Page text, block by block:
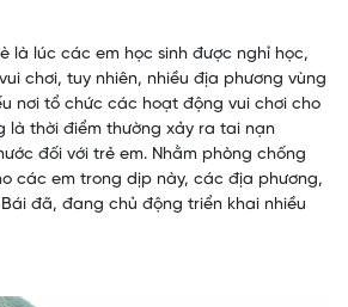
là lúc các em học sinh được nghỉ học,
chơi, tuy nhiên, nhiều địa phương vùng
nơi tổ chức các hoạt động vui chơi cho
là thời điểm thường xảy ra tai nạn
đối với trẻ em. Nhằm phòng chống
các em trong dịp này, các địa phương,
đã, đang chủ động triển khai nhiều